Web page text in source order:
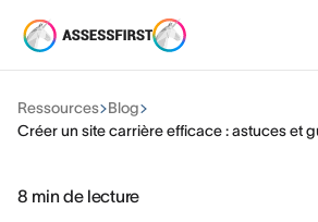
Ressources Blog
Créer un site carrière efficace : astuces et
8 min de lecture